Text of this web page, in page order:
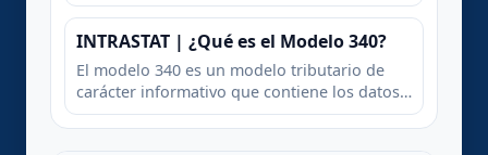
contables que sirven de soporte a la
INTRASTAT | ¿Qué es el Modelo 340?
El modelo 340 es un modelo tributario de
carácter informativo que contiene los datos
contables que sirven de soporte a la
liquidación de IVA de cada periodo.